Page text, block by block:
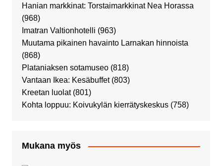
Hanian markkinat: Torstaimarkkinat Nea Horassa
(968)
Imatran Valtionhotelli (963)
Muutama pikainen havainto Larnakan hinnoista
(868)
Plataniaksen sotamuseo (818)
Vantaan Ikea: Kesäbuffet (803)
Kreetan luolat (801)
Kohta loppuu: Koivukylän kierrätyskeskus (758)
Mukana myös